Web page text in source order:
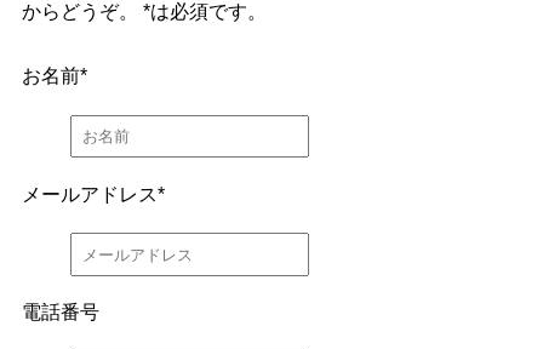
からどうぞ。 *は必須です。
お名前*
メールアドレス*
電話番号